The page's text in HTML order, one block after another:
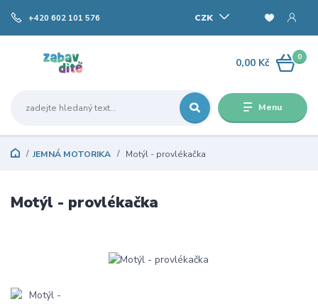
Menu
CZK
+420 602 101 576
0
0,00 Kč
JEMNÁ MOTORIKA Motýl - provlékačka
Motýl - provlékačka